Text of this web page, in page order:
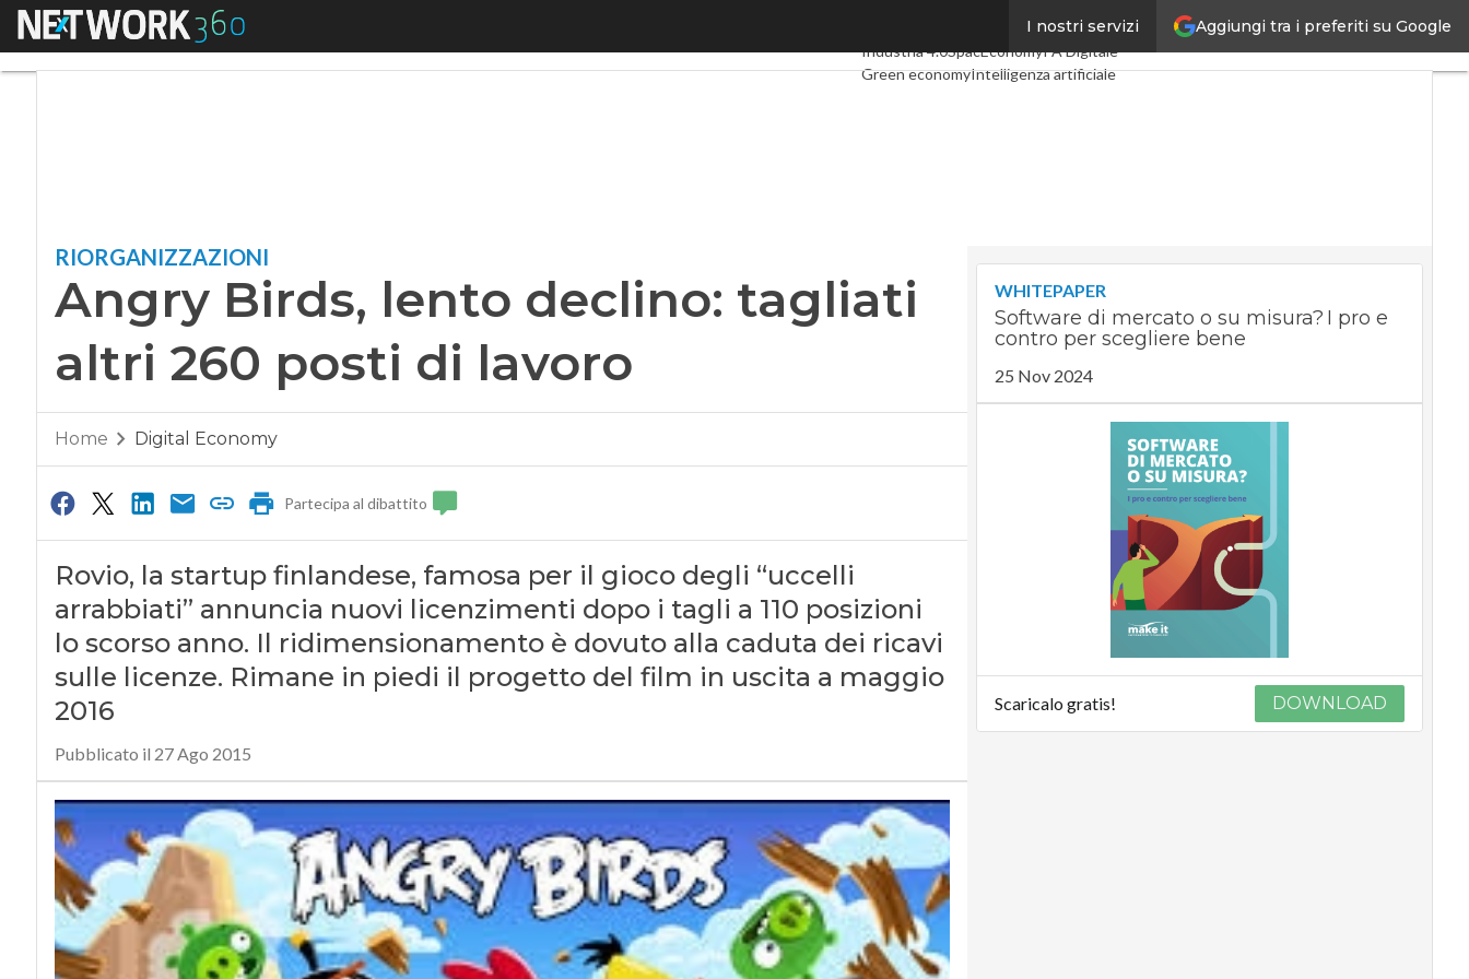
Aggiungi tra i preferiti su Google
I nostri servizi
Menu Digital EconomyTelco
Industria 4.0SpacEconomyPA Digitale
Green economyIntelligenza artificiale
RIORGANIZZAZIONI
Angry Birds, lento declino: tagliati
altri 260 posti di lavoro
Home Digital Economy
Partecipa al dibattito
Rovio, la startup finlandese, famosa per il gioco degli “uccelli
arrabbiati” annuncia nuovi licenzimenti dopo i tagli a 110 posizioni
lo scorso anno. Il ridimensionamento è dovuto alla caduta dei ricavi
sulle licenze. Rimane in piedi il progetto del film in uscita a maggio
2016
Pubblicato il 27 Ago 2015
WHITEPAPER
Software di mercato o su misura? I pro e
contro per scegliere bene
25 Nov 2024
Scaricalo gratis! DOWNLOAD